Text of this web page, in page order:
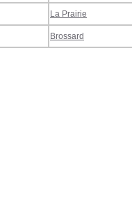
La Prairie
Brossard